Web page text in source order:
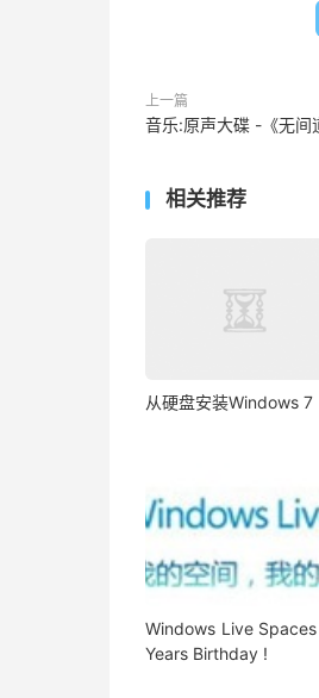
上一篇
音乐:原声大碟 -《无
相关推荐
从硬盘安装Windows 7
Windows Live
Years Birthday !